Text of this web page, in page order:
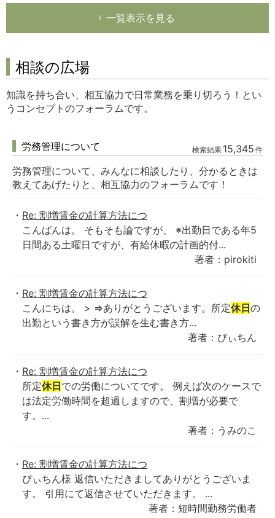
一覧表示を見る
相談の広場
知識を持ち合い、相互協力で日常業務を乗り切ろう！とい
うコンセプトのフォーラムです。
労務管理について 検索結果 15,345 件
労務管理について、みんなに相談したり、分かるときは
教えてあげたりと、相互協力のフォーラムです！
Re: 割増賃金の計算方法につ
こんばんは。 そもそも論ですが、 ※出勤日である年5
日間ある土曜日ですが、有給休暇の計画的付...
著者：pirokiti
Re: 割増賃金の計算方法につ
こんにちは。 > ⇒ありがとうございます。所定休日の
出勤という書き方が誤解を生む書き方...
著者：ぴぃちん
Re: 割増賃金の計算方法につ
所定休日での労働についてです。 例えば次のケースで
は法定労働時間を超過しますので、割増が必要で
す。...
著者：うみのこ
Re: 割増賃金の計算方法につ
ぴぃちん様 返信いただきましてありがとうございま
す。 引用にて返信させていただきます。 ...
著者：短時間勤務労働者